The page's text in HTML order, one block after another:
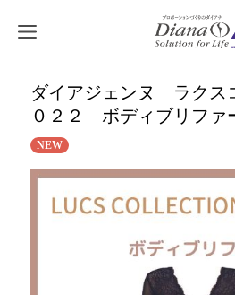
ダイアジェンヌ ラクス
０２２ ボディブリファ
NEW